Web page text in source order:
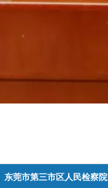
东莞市第三市区人民检察院